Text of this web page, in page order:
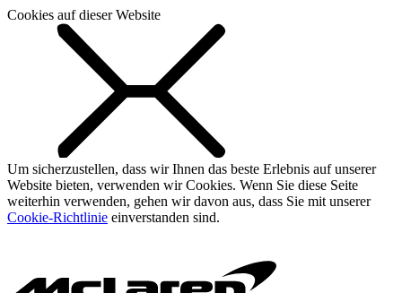
Cookies auf dieser Website
Um sicherzustellen, dass wir Ihnen das beste Erlebnis auf unserer
Website bieten, verwenden wir Cookies. Wenn Sie diese Seite
weiterhin verwenden, gehen wir davon aus, dass Sie mit unserer
Cookie-Richtlinie einverstanden sind.